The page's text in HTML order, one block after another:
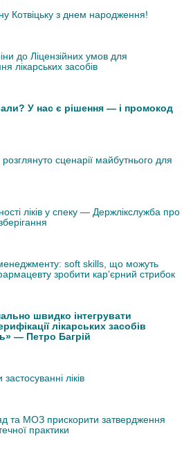
Котвіцьку з днем народження!
до Ліцензійних умов для
лікарських засобів
У нас є рішення — і промокод
сценарії майбутнього для
ліків у спеку — Держлікслужба про
soft skills, що можуть
зробити кар’єрний стрибок
швидко інтегрувати
лікарських засобів
— Петро Багрій
ліків
та МОЗ прискорити затвердження
практики